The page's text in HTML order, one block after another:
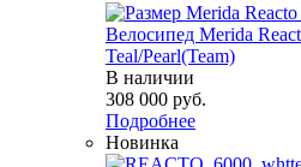
Велосипед Merida
Teal/Pearl(Team)
В наличии
308 000 руб.
Подробнее
Новинка